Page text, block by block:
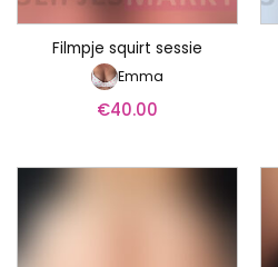
Filmpje squirt sessie
Emma
€40.00